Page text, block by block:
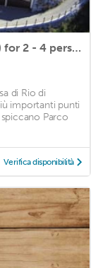
Holiday apartment Terenten (Terento) for 2 - 4 persons with 2 bedrooms - Holiday apartment in one or
di Rio di
importanti punti
Parco
Verifica disponibilità